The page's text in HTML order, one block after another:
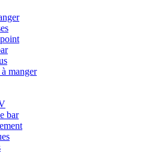
manger
bar